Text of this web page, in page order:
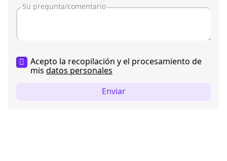
Acepto la recopilación y el procesamiento de
misdatos personales
Enviar